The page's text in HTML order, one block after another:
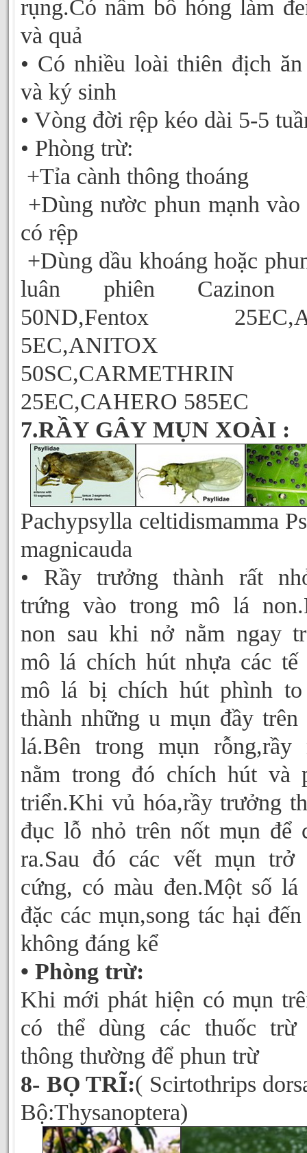
rụng.Có nầm bồ hóng làm
và quả
• Có nhiều loài thiên địch
và ký sinh
• Vòng đời rệp kéo dài 5-5
• Phòng trừ:
+Tỉa cành thông thoáng
+Dùng nườc phun mạnh vào
có rệp
+Dùng dầu khoáng hoặc
luân phiên Cazinon
50ND,Fentox
5EC,ANITOX
50SC,CARMETHRIN
25EC,CAHERO 585EC
7.RẦY GÂY MỤN XOÀI :
Pachypsylla celtidismamma
magnicauda
• Rầy trưởng thành rất
trứng vào trong mô lá
non sau khi nở nằm ngay
mô lá chích hút nhựa các tế
mô lá bị chích hút phình
thành những u mụn đầy trên
lá.Bên trong mụn rỗng,rầy
nằm trong đó chích hút và
triển.Khi vủ hóa,rầy trưởng
đục lỗ nhỏ trên nốt mụn để
ra.Sau đó các vết mụn trở
cứng, có màu đen.Một số lá
đặc các mụn,song tác hại
không đáng kể
• Phòng trừ:
Khi mới phát hiện có mụn
có thể dùng các thuốc trừ
thông thường để phun trừ
8- BỌ TRĨ:( Scirtothrips
Bộ:Thysanoptera)